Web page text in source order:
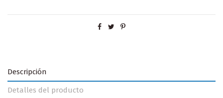
Descripción
Detalles del producto